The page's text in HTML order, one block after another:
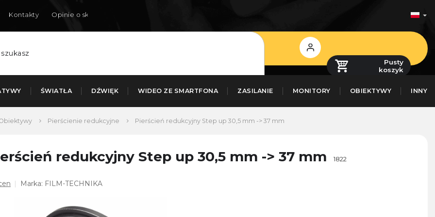
Kontakty Opinie o sklepie
Zaloguj
się
Pusty
koszyk
ŚWIATŁA DŹWIĘK WIDEO ZE SMARTFONA ZASILANIE MONITORY OBIEKTYWY INNY
Pierścienie redukcyjne Pierścień redukcyjny Step up 30,5 mm -> 37 mm
redukcyjny Step up 30,5 mm -> 37 mm 1822
Marka: FILM-TECHNIKA